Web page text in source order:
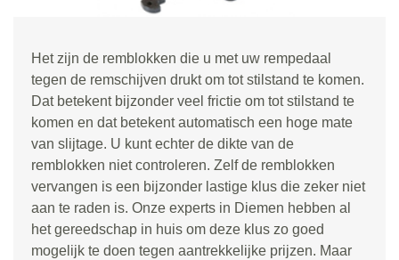
Het zijn de remblokken die u met uw rempedaal
tegen de remschijven drukt om tot stilstand te komen.
Dat betekent bijzonder veel frictie om tot stilstand te
komen en dat betekent automatisch een hoge mate
van slijtage. U kunt echter de dikte van de
remblokken niet controleren. Zelf de remblokken
vervangen is een bijzonder lastige klus die zeker niet
aan te raden is. Onze experts in Diemen hebben al
het gereedschap in huis om deze klus zo goed
mogelijk te doen tegen aantrekkelijke prijzen. Maar